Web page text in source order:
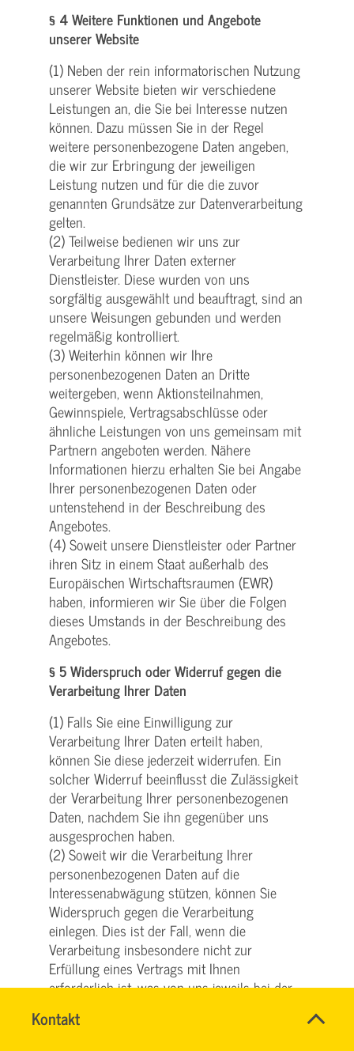
Kontakt
SVG
Name*
§ 4 Weitere Funktionen und Angebote
unserer Website
(1) Neben der rein informatorischen Nutzung
unserer Website bieten wir verschiedene
Leistungen an, die Sie bei Interesse nutzen
können. Dazu müssen Sie in der Regel
weitere personenbezogene Daten angeben,
die wir zur Erbringung der jeweiligen
Leistung nutzen und für die die zuvor
genannten Grundsätze zur Datenverarbeitung
gelten.
(2) Teilweise bedienen wir uns zur
Verarbeitung Ihrer Daten externer
Dienstleister. Diese wurden von uns
sorgfältig ausgewählt und beauftragt, sind an
unsere Weisungen gebunden und werden
regelmäßig kontrolliert.
(3) Weiterhin können wir Ihre
personenbezogenen Daten an Dritte
weitergeben, wenn Aktionsteilnahmen,
Gewinnspiele, Vertragsabschlüsse oder
ähnliche Leistungen von uns gemeinsam mit
Partnern angeboten werden. Nähere
Informationen hierzu erhalten Sie bei Angabe
Ihrer personenbezogenen Daten oder
untenstehend in der Beschreibung des
Angebotes.
(4) Soweit unsere Dienstleister oder Partner
ihren Sitz in einem Staat außerhalb des
Europäischen Wirtschaftsraumen (EWR)
haben, informieren wir Sie über die Folgen
dieses Umstands in der Beschreibung des
Angebotes.
§ 5 Widerspruch oder Widerruf gegen die
Verarbeitung Ihrer Daten
(1) Falls Sie eine Einwilligung zur
Verarbeitung Ihrer Daten erteilt haben,
können Sie diese jederzeit widerrufen. Ein
solcher Widerruf beeinflusst die Zulässigkeit
der Verarbeitung Ihrer personenbezogenen
Daten, nachdem Sie ihn gegenüber uns
ausgesprochen haben.
(2) Soweit wir die Verarbeitung Ihrer
personenbezogenen Daten auf die
Interessenabwägung stützen, können Sie
Widerspruch gegen die Verarbeitung
einlegen. Dies ist der Fall, wenn die
Verarbeitung insbesondere nicht zur
Erfüllung eines Vertrags mit Ihnen
erforderlich ist, was von uns jeweils bei der
dargestellt wird. Bei Ausübung eines solchen